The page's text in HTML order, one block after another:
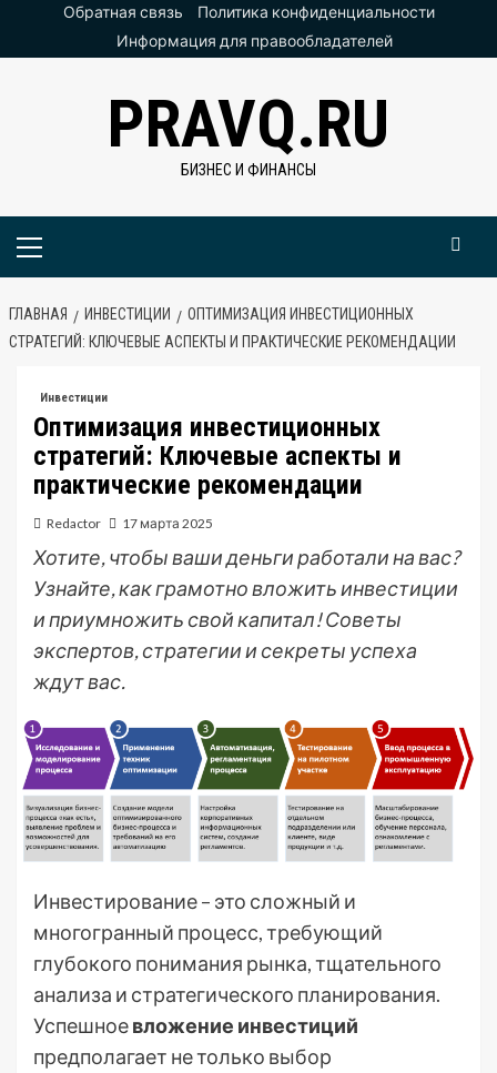
ПерейтиОбратная связь
Политика конфиденциальности
Информация для правообладателей
PRAVQ.RU
БИЗНЕС И ФИНАНСЫ
Основное
ГЛАВНАЯ ИНВЕСТИЦИИ
ОПТИМИЗАЦИЯ ИНВЕСТИЦИОННЫХ
СТРАТЕГИЙ: КЛЮЧЕВЫЕ АСПЕКТЫ И ПРАКТИЧЕСКИЕ РЕКОМЕНДАЦИИ
Инвестиции
Оптимизация инвестиционных
стратегий: Ключевые аспекты и
практические рекомендации
Redactor 17 марта 2025
Хотите, чтобы ваши деньги работали на вас?
Узнайте, как грамотно вложить инвестиции
и приумножить свой капитал! Советы
экспертов, стратегии и секреты успеха
ждут вас.
Инвестирование – это сложный и
многогранный процесс, требующий
глубокого понимания рынка, тщательного
анализа и стратегического планирования.
Успешноевложение инвестиций
предполагает не только выбор